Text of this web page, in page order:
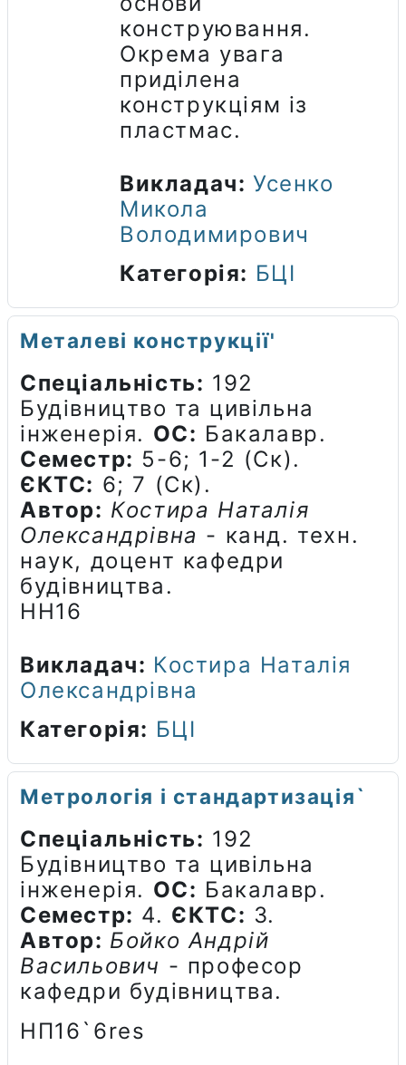
конструювання.
Окрема увага
приділена
конструкціям із
пластмас.
Викладач: Усенко
Микола
Володимирович
Категорія: БЦІ
Металеві конструкції'
Спеціальність: 192
Будівництво та цивільна
інженерія. ОС: Бакалавр.
Семестр: 5-6; 1-2 (Ск).
ЄКТС: 6; 7 (Ск).
Автор: Костира Наталія
Олександрівна - канд. техн.
наук, доцент кафедри
будівництва.
НН16
Викладач: Костира Наталія
Олександрівна
Категорія: БЦІ
Метрологія і стандартизація`
Спеціальність: 192
Будівництво та цивільна
інженерія. ОС: Бакалавр.
Семестр: 4. ЄКТС: 3.
Автор: Бойко Андрій
Васильович - професор
кафедри будівництва.
НП16`6res